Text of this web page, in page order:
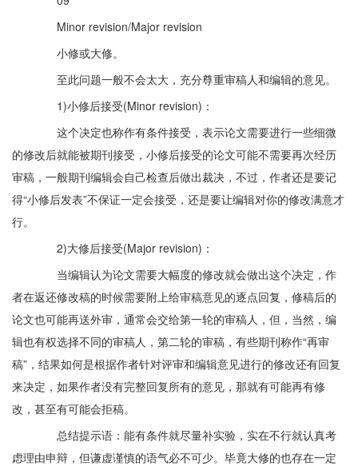
Minor revision/Major revision
小修或大修。
至此问题一般不会太大，充分尊重审稿人和编辑的意见。
1)小修后接受(Minor revision)：
这个决定也称作有条件接受，表示论文需要进行一些细微
的修改后就能被期刊接受，小修后接受的论文可能不需要再次经历
审稿，一般期刊编辑会自己检查后做出裁决，不过，作者还是要记
得“小修后发表”不保证一定会接受，还是要让编辑对你的修改满意才
行。
2)大修后接受(Major revision)：
当编辑认为论文需要大幅度的修改就会做出这个决定，作
者在返还修改稿的时候需要附上给审稿意见的逐点回复，修稿后的
论文也可能再送外审，通常会交给第一轮的审稿人，但，当然，编
辑也有权选择不同的审稿人，第二轮的审稿，有些期刊称作“再审
稿”，结果如何是根据作者针对评审和编辑意见进行的修改还有回复
来决定，如果作者没有完整回复所有的意见，那就有可能再有修
改，甚至有可能会拒稿。
总结提示语：能有条件就尽量补实验，实在不行就认真考
虑理由申辩，但谦虚谨慎的语气必不可少。毕竟大修的也存在一定